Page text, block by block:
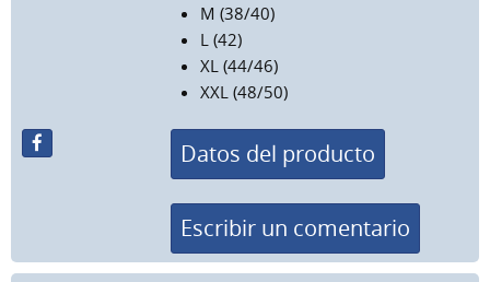
M (38/40)
L (42)
XL (44/46)
XXL (48/50)
Datos del producto
Escribir un comentario